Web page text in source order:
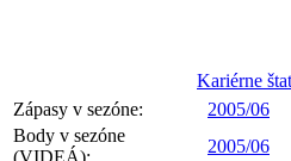
Kariérne
Zápasy v sezóne:
2005/06
Body v sezóne
(VIDEÁ):
2005/06